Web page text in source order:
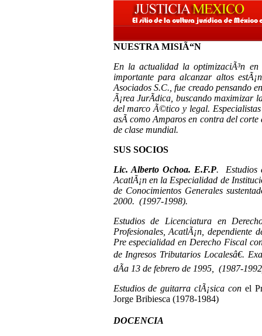
NUESTRA MISIÃ“N
En la actualidad la optimizaciÃ³n
importante para alcanzar altos
Asociados S.C., fue creado pensando
Ã¡rea JurÃ­dica, buscando maximizar
del marco Ã©tico y legal.
asÃ­ como Amparos en contra del
de clase mundial.
SUS SOCIOS
Lic. Alberto Ochoa. E.F.P. Estudios
AcatlÃ¡n en la Especialidad de
de Conocimientos Generales
2000. (1997-1998).
Estudios de Licenciatura en
Profesionales, AcatlÃ¡n,
Pre especialidad en Derecho Fiscal
de Ingresos Tributarios Localesâ€.
dÃ­a 13 de febrero de 1995, (1987-
Estudios de guitarra clÃ¡sica conel
Jorge Bribiesca (1978-1984)
DOCENCIA